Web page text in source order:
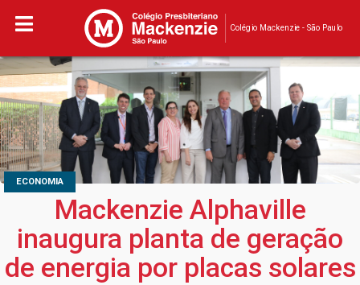
Colégio Mackenzie - São Paulo
ECONOMIA
Mackenzie Alphaville
inaugura planta de geração
de energia por placas solares